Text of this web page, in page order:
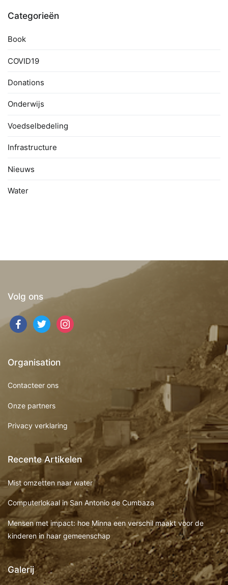
Categorieën
Book
COVID19
Donations
Onderwijs
Voedselbedeling
Infrastructure
Nieuws
Water
Volg ons
facebooktwitter instagram
Organisation
Contacteer ons
Onze partners
Privacy verklaring
Recente Artikelen
Mist omzetten naar water
Computerlokaal in San Antonio de Cumbaza
Mensen met impact: hoe Minna een verschil maakt voor de
kinderen in haar gemeenschap
Galerij